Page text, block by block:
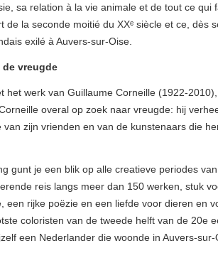
sa relation à la vie animale et de tout ce
de la seconde moitié du XXᵉ siècle et ce, dès
exilé à Auvers‑sur‑Oise.
vreugde
het werk van Guillaume Corneille (1922-
overal op zoek naar vreugde: hij
van zijn vrienden en van de kunstenaars die
gunt je een blik op alle creatieve periodes
reis langs meer dan 150 werken, stuk
een rijke poëzie en een liefde voor dieren en
coloristen van de tweede helft van de 20e
een Nederlander die woonde in Auvers-sur-